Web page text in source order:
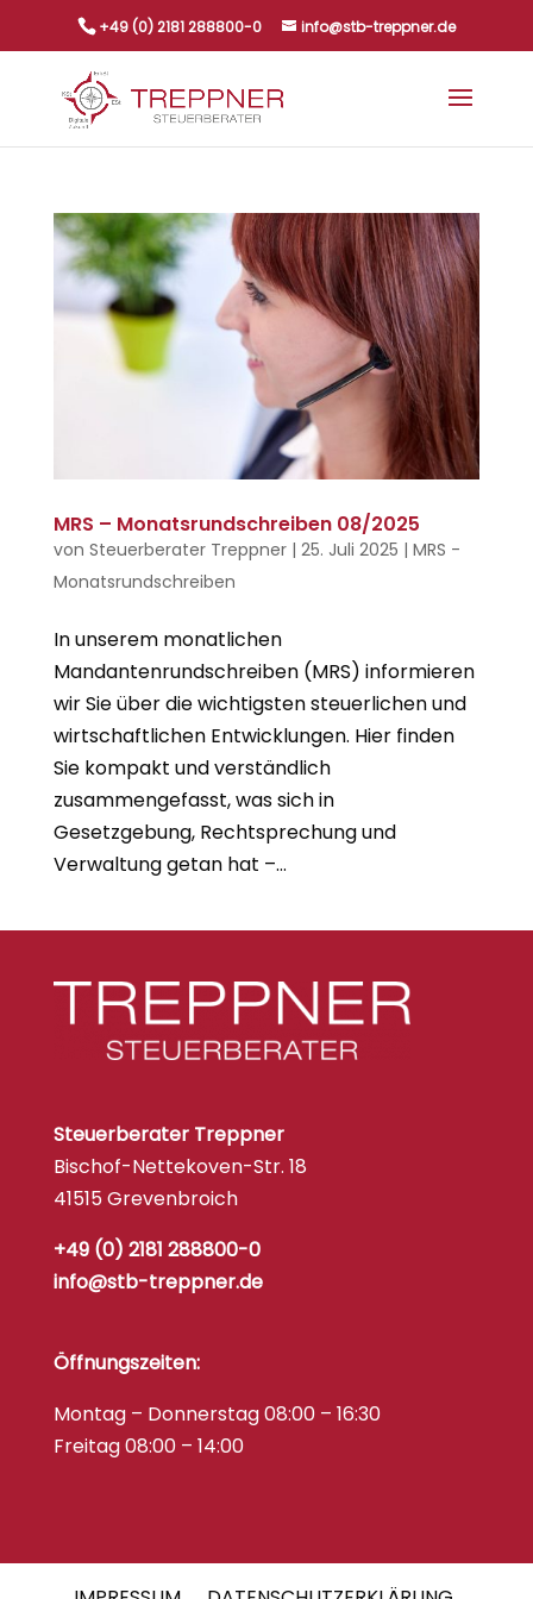
+49 (0) 2181 288800-0 info@stb-treppner.de
MRS – Monatsrundschreiben 08/2025
von Steuerberater Treppner| 25. Juli 2025 | MRS -
Monatsrundschreiben
In unserem monatlichen
Mandantenrundschreiben (MRS) informieren
wir Sie über die wichtigsten steuerlichen und
wirtschaftlichen Entwicklungen. Hier finden
Sie kompakt und verständlich
zusammengefasst, was sich in
Gesetzgebung, Rechtsprechung und
Verwaltung getan hat –...
Steuerberater Treppner
Bischof-Nettekoven-Str. 18
41515 Grevenbroich
+49 (0) 2181 288800-0
info@stb-treppner.de
Öffnungszeiten:
Montag – Donnerstag 08:00 – 16:30
Freitag 08:00 – 14:00